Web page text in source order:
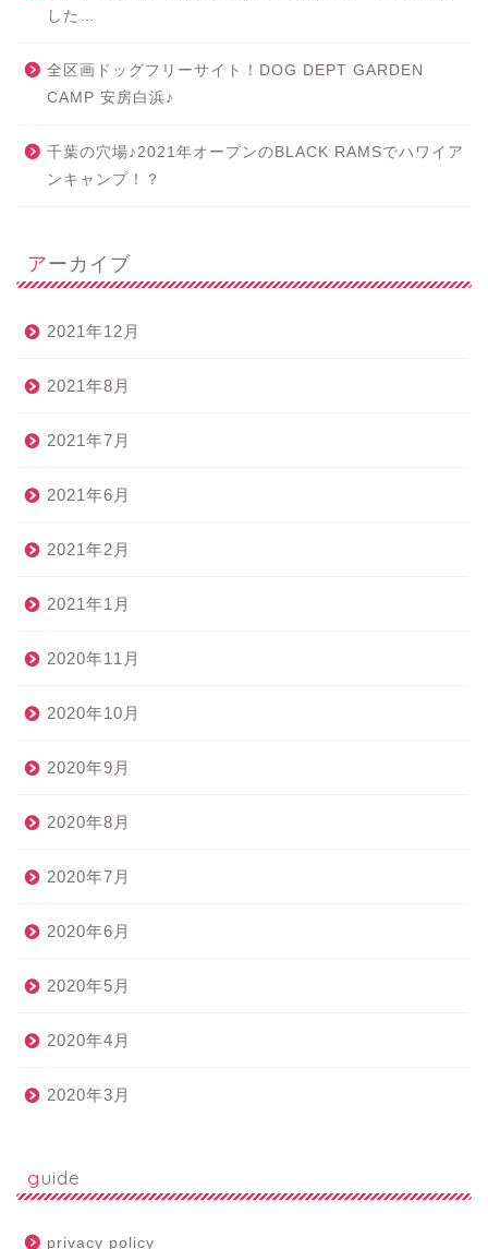
した…
全区画ドッグフリーサイト！DOG DEPT GARDEN
CAMP 安房白浜♪
千葉の穴場♪2021年オープンのBLACK RAMSでハワイア
ンキャンプ！？
アーカイブ
2021年12月
2021年8月
2021年7月
2021年6月
2021年2月
2021年1月
2020年11月
2020年10月
2020年9月
2020年8月
2020年7月
2020年6月
2020年5月
2020年4月
2020年3月
guide
privacy policy